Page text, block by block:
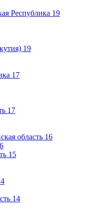
Республика 19
19
17
17
область 16
15
14